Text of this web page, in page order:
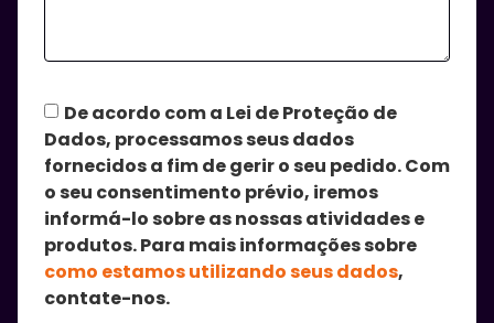
De acordo com a Lei de Proteção de
Dados, processamos seus dados
fornecidos a fim de gerir o seu pedido. Com
o seu consentimento prévio, iremos
informá-lo sobre as nossas atividades e
produtos. Para mais informações sobre
como estamos utilizando seus dados,
contate-nos.